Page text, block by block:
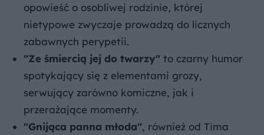
opowieść o osobliwej rodzinie, której
nietypowe zwyczaje prowadzą do licznych
zabawnych perypetii.
"Ze śmiercią jej do twarzy" to czarny humor
spotykający się z elementami grozy,
serwujący zarówno komiczne, jak i
przerażające momenty.
"Gnijąca panna młoda", również od Tima